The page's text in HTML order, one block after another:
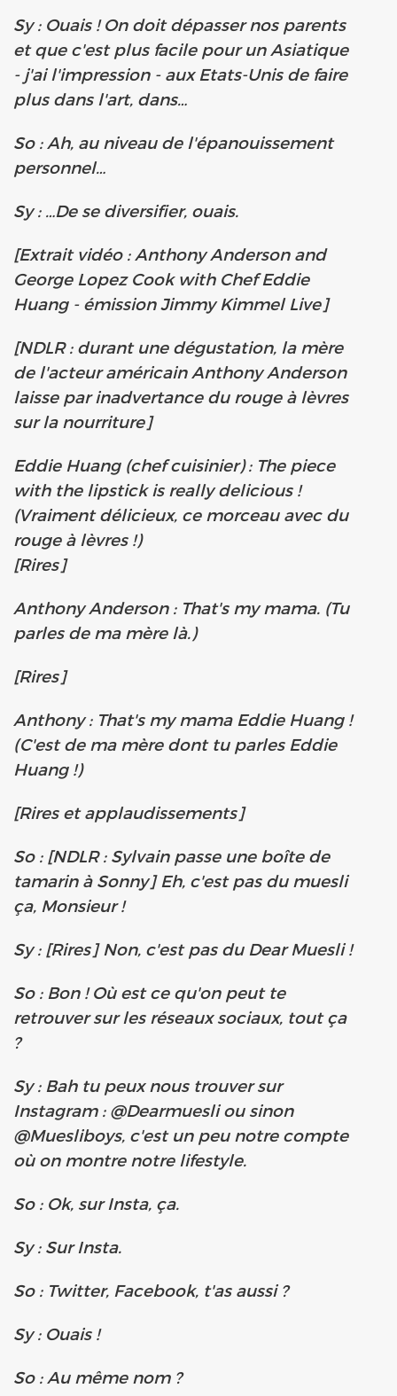
Sy : Ouais ! On doit dépasser nos parents
et que c'est plus facile pour un Asiatique
- j'ai l'impression - aux Etats-Unis de faire
plus dans l'art, dans…
So : Ah, au niveau de l'épanouissement
personnel…
Sy : …De se diversifier, ouais.
[Extrait vidéo : Anthony Anderson and
George Lopez Cook with Chef Eddie
Huang - émission Jimmy Kimmel Live]
[NDLR : durant une dégustation, la mère
de l'acteur américain Anthony Anderson
laisse par inadvertance du rouge à lèvres
sur la nourriture]
Eddie Huang (chef cuisinier) : The piece
with the lipstick is really delicious !
(Vraiment délicieux, ce morceau avec du
rouge à lèvres !)
[Rires]
Anthony Anderson : That's my mama. (Tu
parles de ma mère là.)
[Rires]
Anthony : That's my mama Eddie Huang !
(C'est de ma mère dont tu parles Eddie
Huang !)
[Rires et applaudissements]
So : [NDLR : Sylvain passe une boîte de
tamarin à Sonny] Eh, c'est pas du muesli
ça, Monsieur !
Sy : [Rires] Non, c'est pas du Dear Muesli !
So : Bon ! Où est ce qu'on peut te
retrouver sur les réseaux sociaux, tout ça
?
Sy : Bah tu peux nous trouver sur
Instagram : @Dearmuesli ou sinon
@Muesliboys, c'est un peu notre compte
où on montre notre lifestyle.
So : Ok, sur Insta, ça.
Sy : Sur Insta.
So : Twitter, Facebook, t'as aussi ?
Sy : Ouais !
So : Au même nom ?